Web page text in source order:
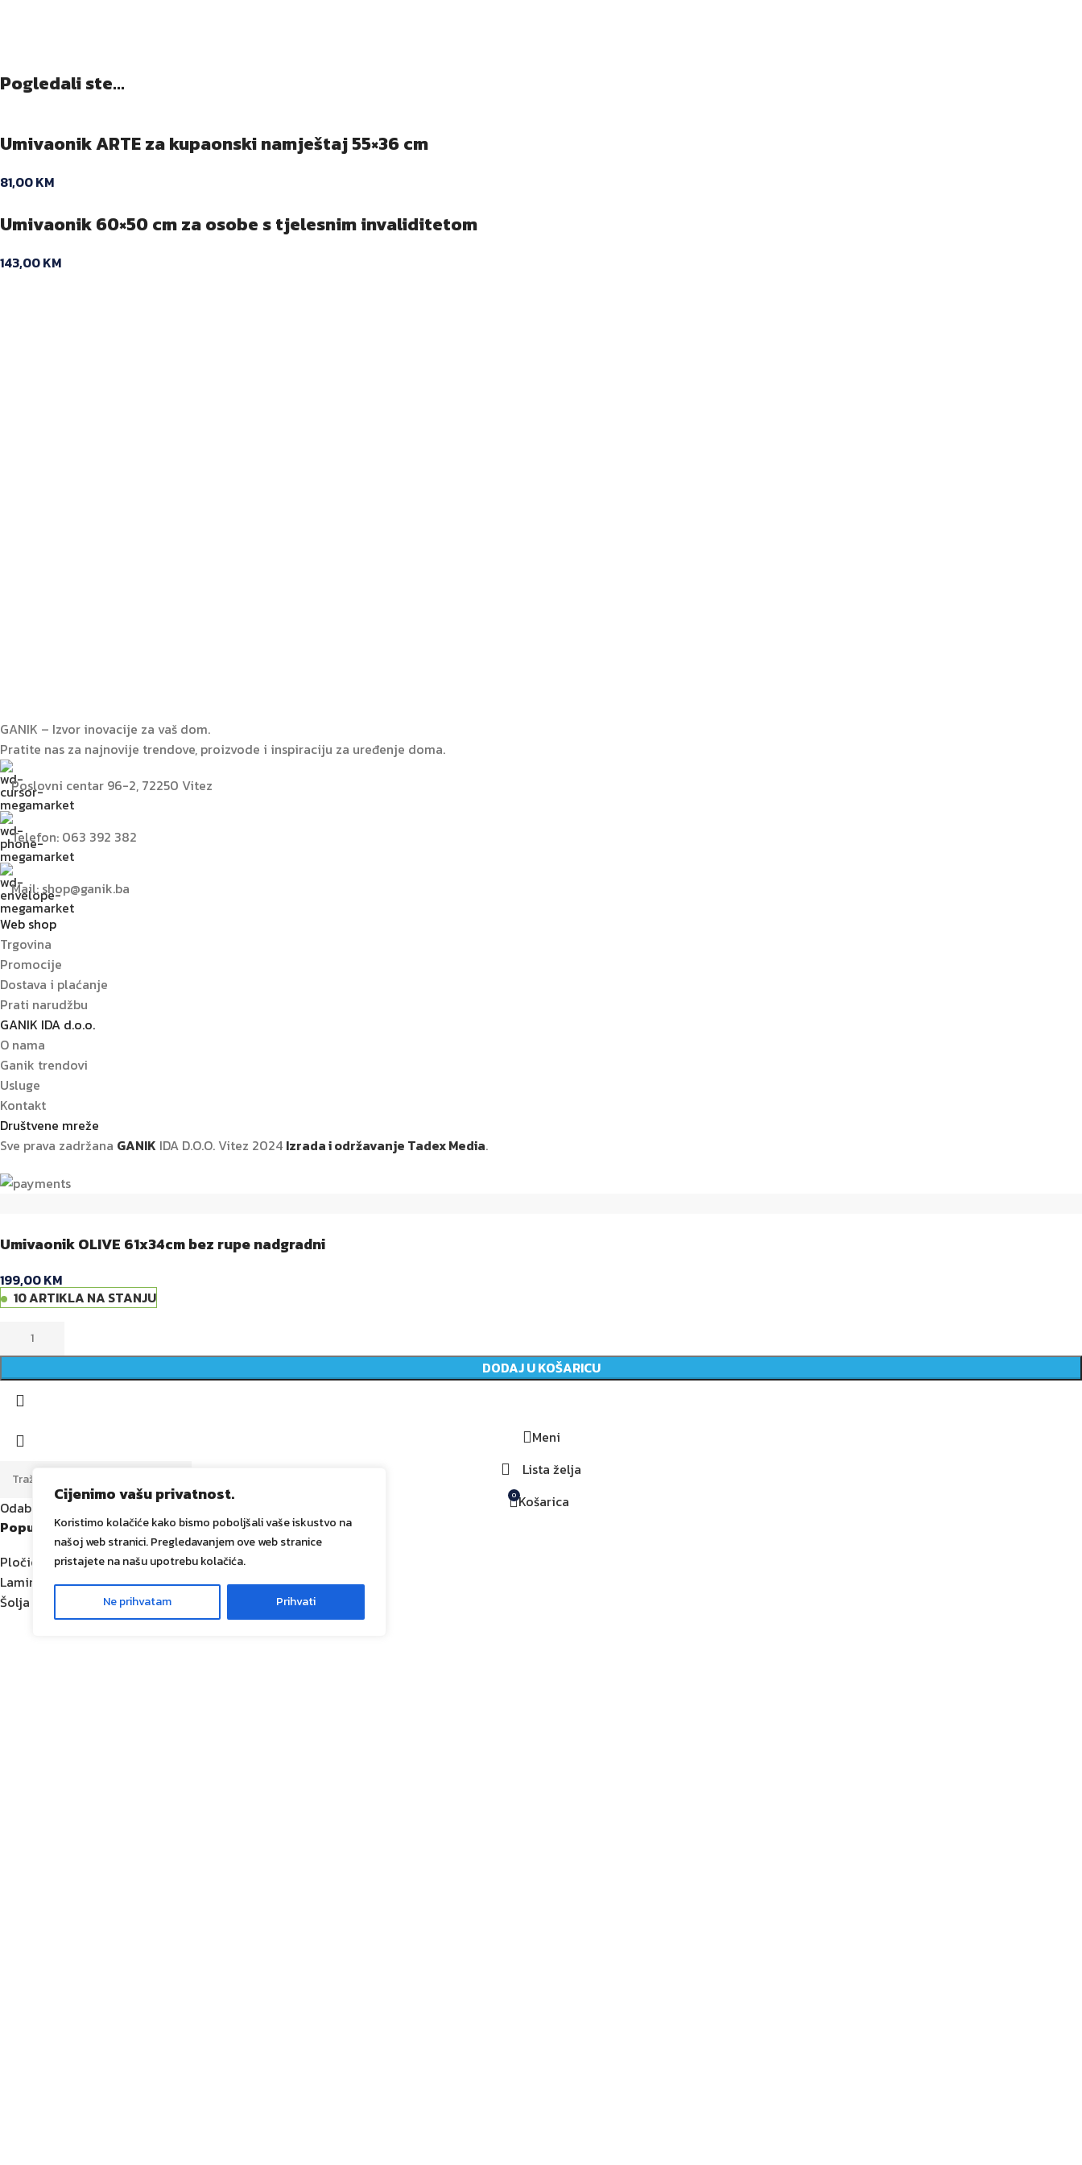
Cijenimo vašu privatnost.
Koristimo kolačiće kako bismo poboljšali vaše iskustvo na
našoj web stranici. Pregledavanjem ove web stranice
pristajete na našu upotrebu kolačića.
Ne prihvatam Prihvati
Pogledali ste...
Umivaonik ARTE za kupaonski namještaj 55×36 cm
81,00KM
Umivaonik 60×50 cm za osobe s tjelesnim invaliditetom
143,00KM
GANIK – Izvor inovacije za vaš dom.
Pratite nas za najnovije trendove, proizvode i inspiraciju za uređenje doma.
Poslovni centar 96-2, 72250 Vitez
Telefon: 063 392 382
Mail: shop@ganik.ba
Web shop
Trgovina
Promocije
Dostava i plaćanje
Prati narudžbu
GANIK IDA d.o.o.
O nama
Ganik trendovi
Usluge
Kontakt
Društvene mreže
Sve prava zadržana GANIK IDA D.O.O. Vitez 2024 Izrada i održavanje Tadex Media.
Umivaonik OLIVE 61x34cm bez rupe nadgradni
199,00KM
10 ARTIKLA NA STANJU
DODAJ U KOŠARICU
Odaberite kategoriju
Popularni pojmovi:
Pločice
Laminat
Šolja
Meni
Lista želja
0 Košarica